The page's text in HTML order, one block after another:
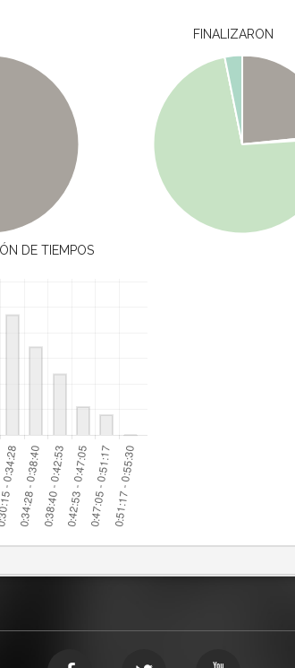
FINALIZARON
DE TIEMPOS